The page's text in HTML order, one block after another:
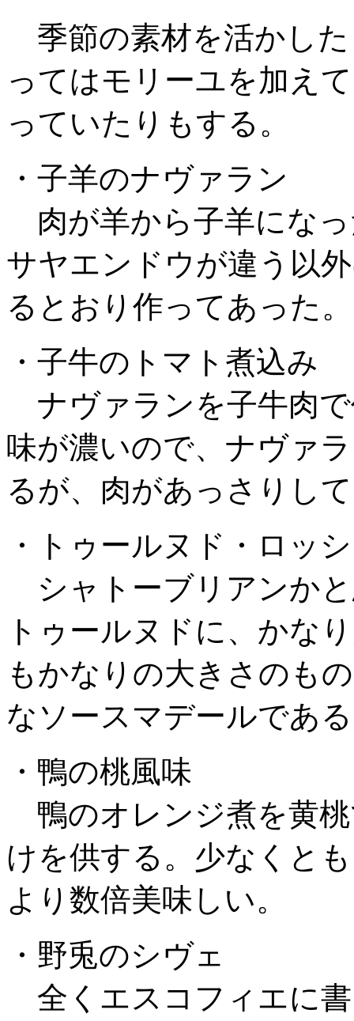
季節の素材を活かし
ってはモリーユを加え
っていたりもする。
・子羊のナヴァラン
肉が羊から子羊にな
サヤエンドウが違う以
るとおり作ってあった。
・子牛のトマト煮込み
ナヴァランを子牛肉
味が濃いので、ナヴァ
るが、肉があっさりし
・トゥールヌド・ロッ
シャトーブリアンか
トゥールヌドに、かな
もかなりの大きさのも
なソースマデールであ
・鴨の桃風味
鴨のオレンジ煮を黄
けを供する。少なくと
より数倍美味しい。
・野兎のシヴェ
全くエスコフィエに